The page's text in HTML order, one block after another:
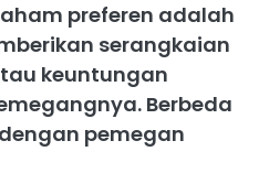
preferen adalah
serangkaian
keuntungan
Berbeda
pemegan